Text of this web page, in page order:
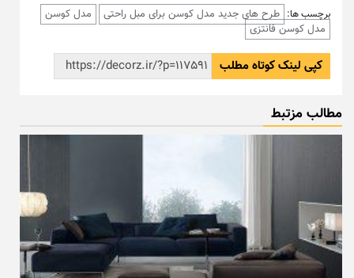
برچسب ها: طرح های جدید مدل کوسن برای مبل راحتی
مدل کوسن
مدل کوسن فانتزی
کپی لینک کوتاه مطلب
مطالب مزتبط